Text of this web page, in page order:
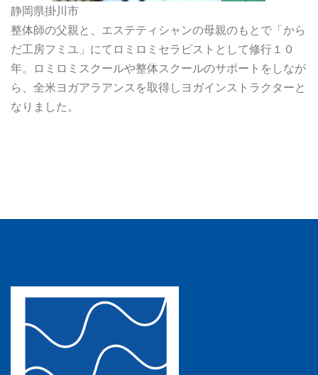
静岡県掛川市
整体師の父親と、エステティシャンの母親のもとで「から
だ工房フミユ」にてロミロミセラピストとして修行１０
年。ロミロミスクールや整体スクールのサポートをしなが
ら、全米ヨガアラアンスを取得しヨガインストラクターと
なりました。